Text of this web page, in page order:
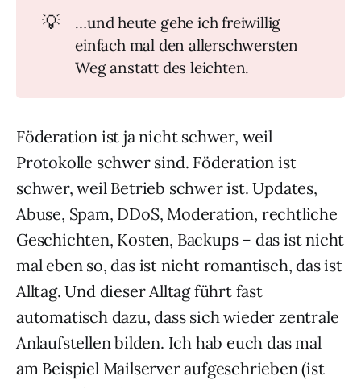
💡
…und heute gehe ich freiwillig
einfach mal den allerschwersten
Weg anstatt des leichten.
Föderation ist ja nicht schwer, weil
Protokolle schwer sind. Föderation ist
schwer, weil Betrieb schwer ist. Updates,
Abuse, Spam, DDoS, Moderation, rechtliche
Geschichten, Kosten, Backups – das ist nicht
mal eben so, das ist nicht romantisch, das ist
Alltag. Und dieser Alltag führt fast
automatisch dazu, dass sich wieder zentrale
Anlaufstellen bilden. Ich hab euch das mal
am Beispiel Mailserver aufgeschrieben (ist